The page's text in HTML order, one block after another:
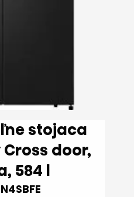
door,
Čierna, 584 l